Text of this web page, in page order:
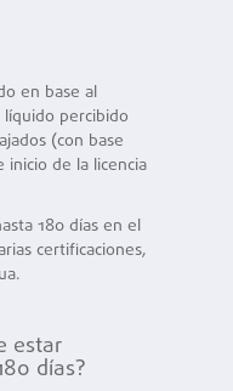
en base al
percibido
(con base
de la licencia
180 días en el
certificaciones,
estar
días?